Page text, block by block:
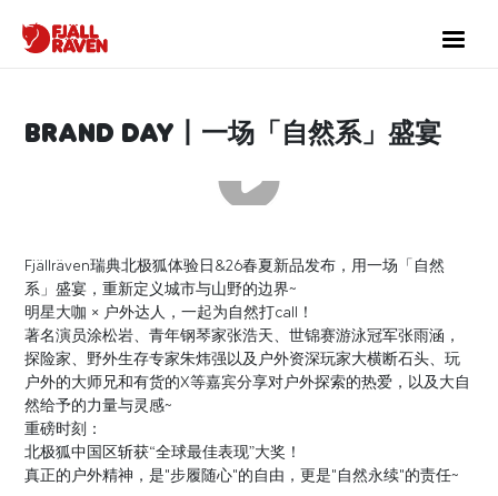
Brand day丨一场「自然系」盛宴
Fjällräven瑞典北极狐体验日&26春夏新品发布，用一场「自然
系」盛宴，重新定义城市与山野的边界~
明星大咖 × 户外达人，一起为自然打call！
著名演员涂松岩、青年钢琴家张浩天、世锦赛游泳冠军张雨涵，
探险家、野外生存专家朱炜强以及户外资深玩家大横断石头、玩
户外的大师兄和有货的X等嘉宾分享对户外探索的热爱，以及大自
然给予的力量与灵感~
重磅时刻：
北极狐中国区斩获“全球最佳表现”大奖！
真正的户外精神，是"步履随心"的自由，更是"自然永续"的责任~